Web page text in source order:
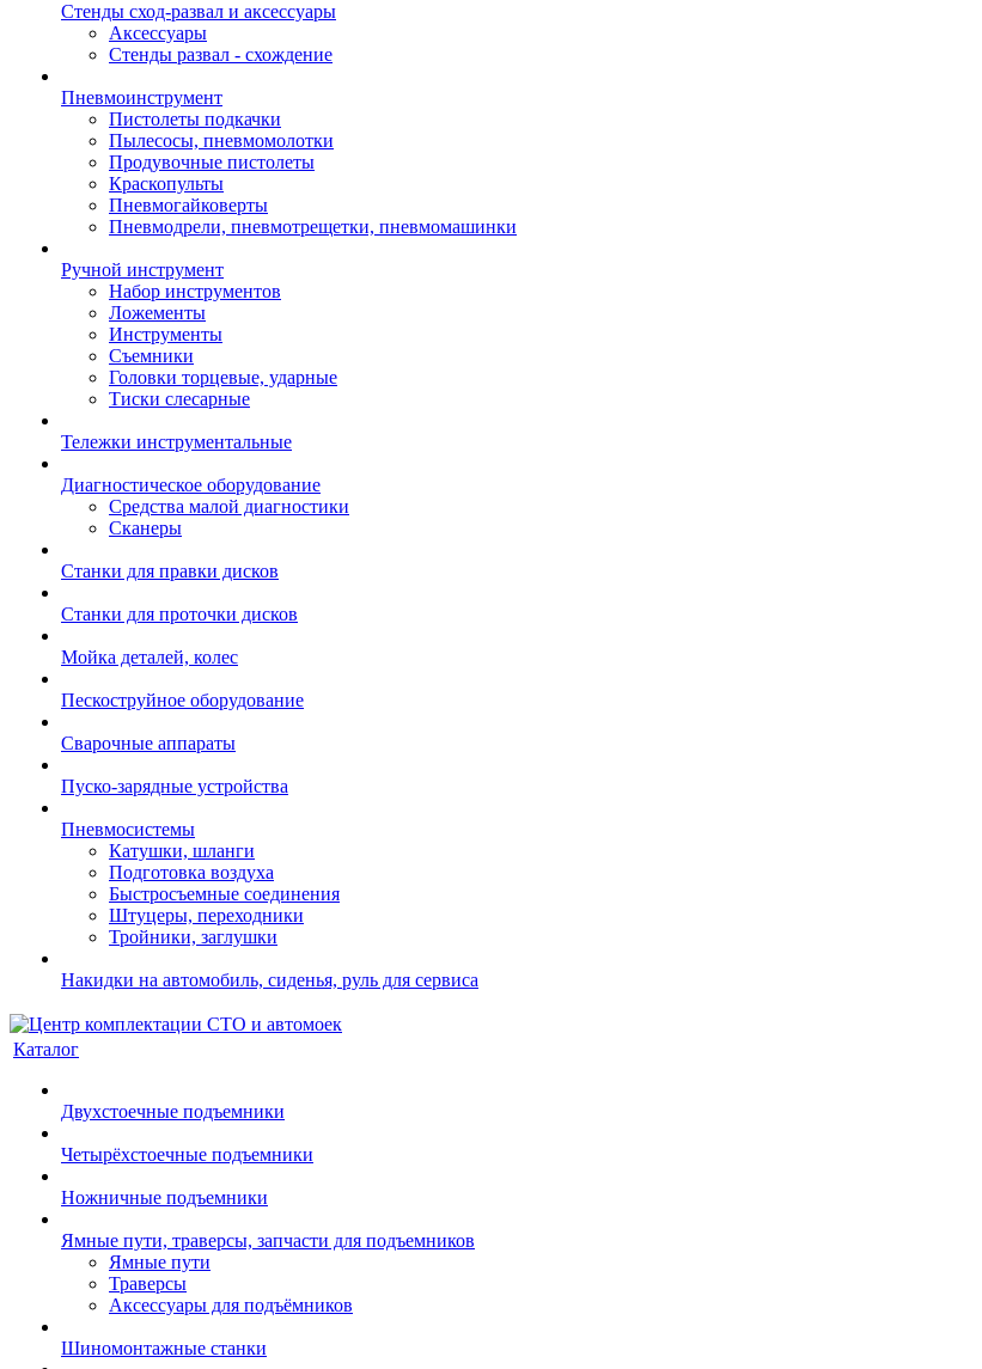
Стенды сход-развал и аксессуары
Аксессуары
Стенды развал - схождение
Пневмоинструмент
Пистолеты подкачки
Пылесосы, пневмомолотки
Продувочные пистолеты
Краскопульты
Пневмогайковерты
Пневмодрели, пневмотрещетки, пневмомашинки
Ручной инструмент
Набор инструментов
Ложементы
Инструменты
Съемники
Головки торцевые, ударные
Тиски слесарные
Тележки инструментальные
Диагностическое оборудование
Средства малой диагностики
Сканеры
Станки для правки дисков
Станки для проточки дисков
Мойка деталей, колес
Пескоструйное оборудование
Сварочные аппараты
Пуско-зарядные устройства
Пневмосистемы
Катушки, шланги
Подготовка воздуха
Быстросъемные соединения
Штуцеры, переходники
Тройники, заглушки
Накидки на автомобиль, сиденья, руль для сервиса
Каталог
Двухстоечные подъемники
Четырёхстоечные подъемники
Ножничные подъемники
Ямные пути, траверсы, запчасти для подъемников
Ямные пути
Траверсы
Аксессуары для подъёмников
Шиномонтажные станки